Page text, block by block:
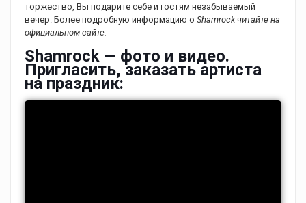
торжество, Вы подарите себе и гостям незабываемый
вечер. Более подробную информацию о Shamrock читайте на
официальном сайте.
Shamrock — фото и видео.
Пригласить, заказать артиста
на праздник: